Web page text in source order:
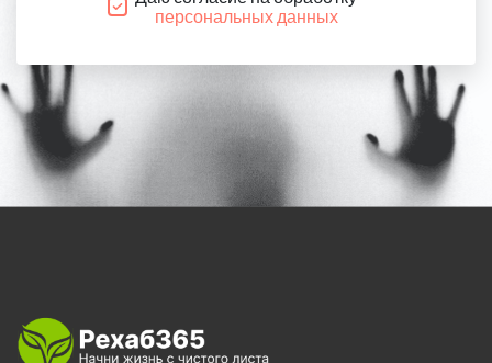
персональных данных